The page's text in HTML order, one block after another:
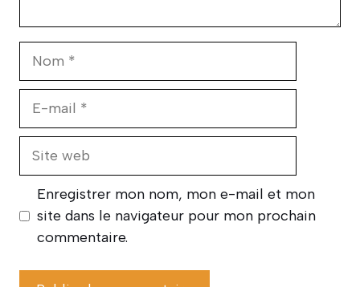
Enregistrer mon nom, mon e-mail et mon
site dans le navigateur pour mon prochain
commentaire.